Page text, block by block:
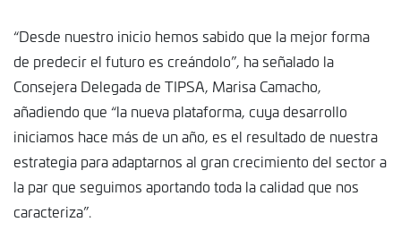
“Desde nuestro inicio hemos sabido que la mejor forma
de predecir el futuro es creándolo”, ha señalado la
Consejera Delegada de TIPSA, Marisa Camacho,
añadiendo que “la nueva plataforma, cuya desarrollo
iniciamos hace más de un año, es el resultado de nuestra
estrategia para adaptarnos al gran crecimiento del sector a
la par que seguimos aportando toda la calidad que nos
caracteriza”.